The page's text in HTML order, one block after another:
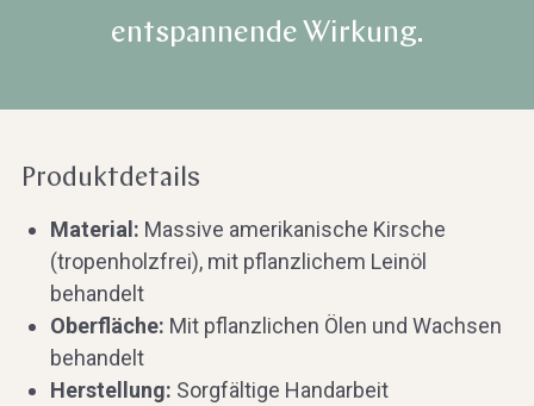
entspannende Wirkung.
Produktdetails
Material: Massive amerikanische Kirsche
(tropenholzfrei), mit pflanzlichem Leinöl
behandelt
Oberfläche: Mit pflanzlichen Ölen und Wachsen
behandelt
Herstellung: Sorgfältige Handarbeit